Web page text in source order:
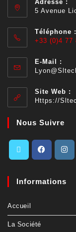
Adresse :
5 Avenue
Téléphone :
+33 (0)4 77
E-Mail :
Site Web :
Https://
Nous Suivre
Informations
Accueil
La Société